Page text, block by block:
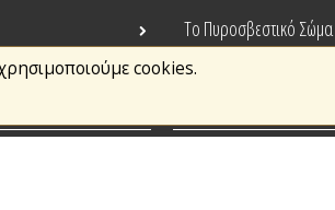
cookies.
Το Πυροσβεστικό Σώμα
Τράπεζα Ιδεών